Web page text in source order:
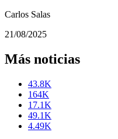
Carlos Salas
21/08/2025
Más noticias
43.8K
164K
17.1K
49.1K
4.49K